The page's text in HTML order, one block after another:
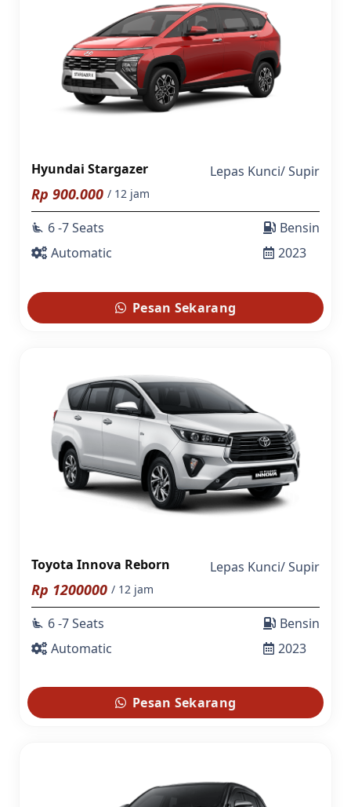
Hyundai Stargazer Lepas Kunci/Supir
Rp 900.000 / 12 jam
airline_seat_recline_extra 6 -7 Seats
Automatic
Bensin
2023
Pesan Sekarang
Toyota Innova Reborn Lepas Kunci/Supir
Rp 1200000 / 12 jam
airline_seat_recline_extra 6 -7 Seats
Automatic
Bensin
2023
Pesan Sekarang